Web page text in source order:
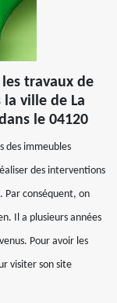
travaux de
ville de La
le 04120
des immeubles
des interventions
Par conséquent, on
Il a plusieurs années
Pour avoir les
visiter son site